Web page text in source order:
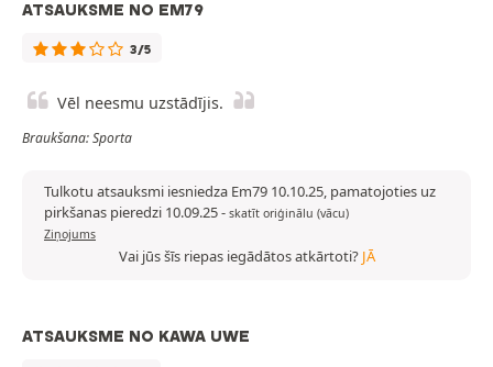
ATSAUKSME NO EM79
3/5
Vēl neesmu uzstādījis.
Braukšana: Sporta
Tulkotu atsauksmi iesniedza Em79 10.10.25, pamatojoties uz
pirkšanas pieredzi 10.09.25- skatīt oriģinālu (vācu)
Ziņojums
Vai jūs šīs riepas iegādātos atkārtoti? JĀ
ATSAUKSME NO KAWA UWE